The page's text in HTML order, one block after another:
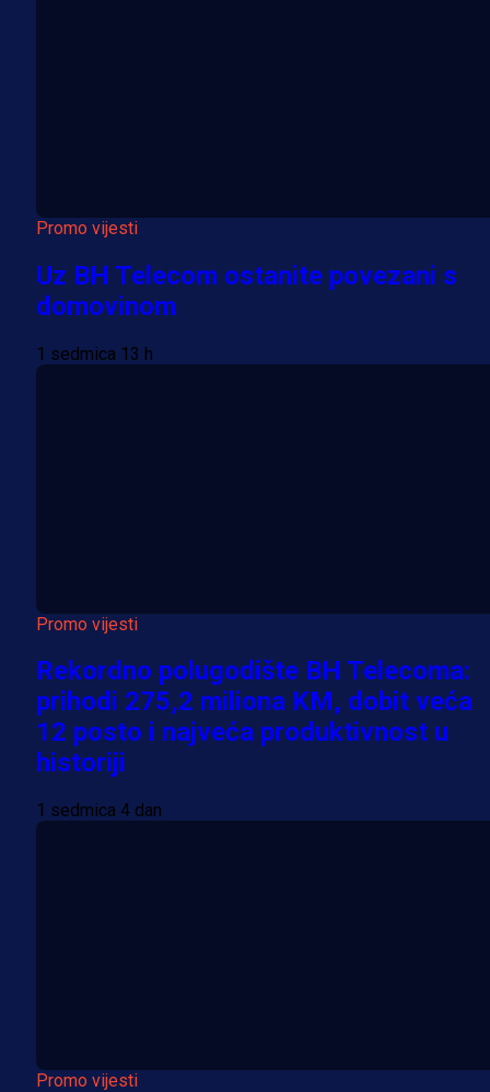
Promo vijesti
Uz BH Telecom ostanite povezani s
domovinom
1 sedmica 13 h
Promo vijesti
Rekordno polugodište BH Telecoma:
prihodi 275,2 miliona KM, dobit veća
12 posto i najveća produktivnost u
historiji
1 sedmica 4 dan
Promo vijesti